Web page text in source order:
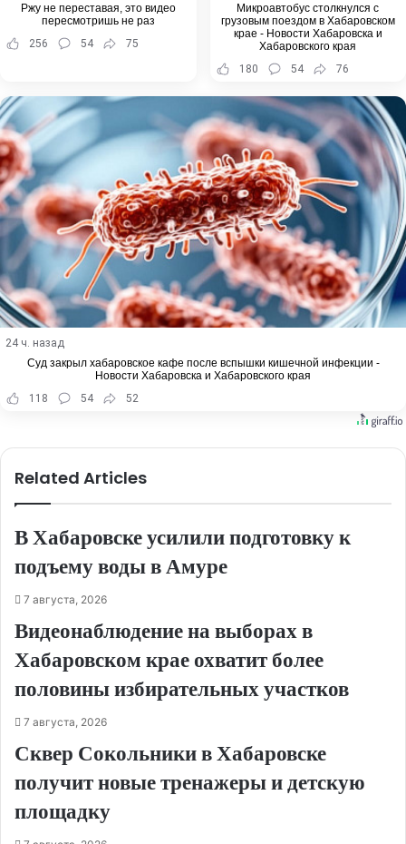
Ржу не переставая, это видео
пересмотришь не раз
256
54 75
Микроавтобус столкнулся с
грузовым поездом в Хабаровском
крае - Новости Хабаровска и
Хабаровского края
180
54 76
24 ч. назад
Суд закрыл хабаровское кафе после вспышки кишечной инфекции -
Новости Хабаровска и Хабаровского края
118
54 52
Related Articles
В Хабаровске усилили подготовку к
подъему воды в Амуре
7 августа, 2026
Видеонаблюдение на выборах в
Хабаровском крае охватит более
половины избирательных участков
7 августа, 2026
Сквер Сокольники в Хабаровске
получит новые тренажеры и детскую
площадку